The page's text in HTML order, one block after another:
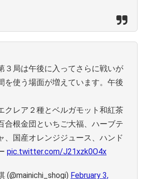
３局は午後に入ってさらに戦いが
を使う場面が増えています。午後
クレア２種とベルガモット和紅茶
合根金団といちご大福、ハーブテ
、国産オレンジジュース、ハンド
pic.twitter.com/J21xzk0O4x
(@mainichi_shogi) February 3,